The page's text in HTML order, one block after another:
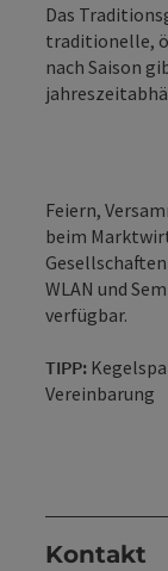
Das
traditionelle,
nach Saison
Feiern,
beim
WLAN und
verfügbar.
TIPP:
Vereinbarung
Kontakt